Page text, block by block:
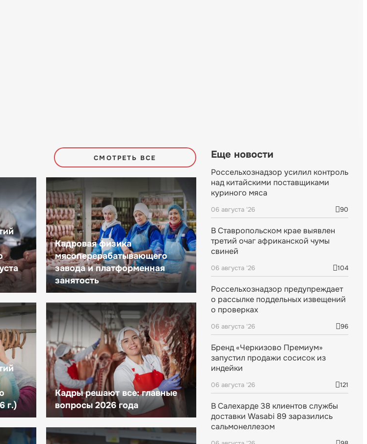
СМОТРЕТЬ ВСЕ
Кадровая физика
мясоперерабатывающего
завода и платформенная
занятость
г.)
Кадры решают все: главные
вопросы 2026 года
Еще новости
Россельхознадзор усилил контроль
над китайскими поставщиками
куриного мяса
06 августа '26 90
В Ставропольском крае выявлен
третий очаг африканской чумы
свиней
06 августа '26 104
Россельхознадзор предупреждает
о рассылке поддельных извещений
о проверках
06 августа '26 96
Бренд «Черкизово Премиум»
запустил продажи сосисок из
индейки
06 августа '26 121
В Салехарде 38 клиентов службы
доставки Wasabi 89 заразились
сальмонеллезом